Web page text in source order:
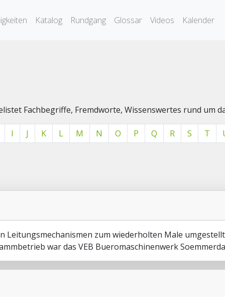
Katalog Rundgang Glossar Videos Kalender
Fachbegriffe, Fremdworte, Wissenswertes rund um
I J K L M N O P Q R S T
Leitungsmechanismen zum wiederholten Male
war das VEB Bueromaschinenwerk